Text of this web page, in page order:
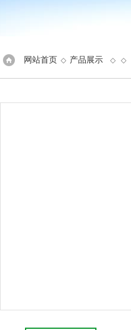
网站首页 ◇ 产品展示 ◇ ◇